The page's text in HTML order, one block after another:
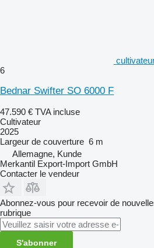
6
Bednar Swifter SO 6000 F
47.590 € TVA incluse
Cultivateur
2025
Largeur de couverture 6 m
Allemagne, Kunde
Merkantil Export-Import GmbH
Contacter le vendeur
Abonnez-vous pour recevoir de
rubrique
S'abonner